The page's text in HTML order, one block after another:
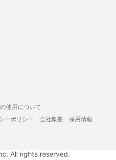
使用について
ーポリシー 会社概要
採用情報
All rights reserved.